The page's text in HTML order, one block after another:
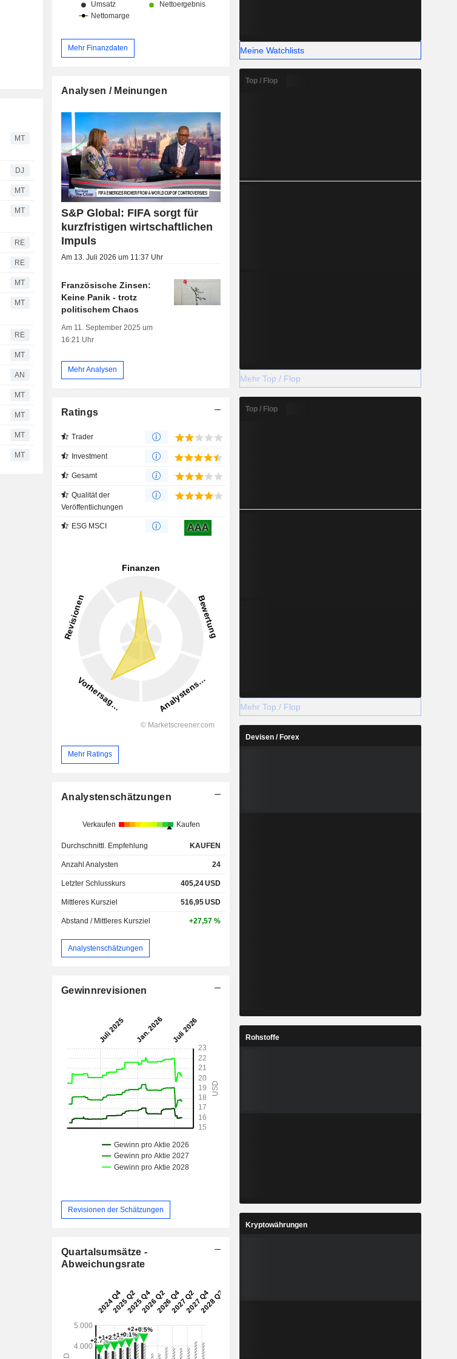
MT
DJ
MT
MT
RE
RE
MT
MT
RE
MT
AN
MT
MT
MT
MT
Mehr Finanzdaten
Analysen / Meinungen
S&P Global: FIFA sorgt für
kurzfristigen wirtschaftlichen
Impuls
Am 13. Juli 2026 um 11:37 Uhr
Französische Zinsen:
Keine Panik - trotz
politischem Chaos
Am 11. September 2025 um
16:21 Uhr
Mehr Analysen
Ratings
Trader
Investment
Gesamt
Qualität der
Veröffentlichungen
ESG MSCI AAA
Mehr Ratings
Analystenschätzungen
Verkaufen Kaufen
Durchschnittl. Empfehlung KAUFEN
Anzahl Analysten 24
Letzter Schlusskurs 405,24USD
Mittleres Kursziel 516,95USD
Abstand / Mittleres Kursziel +27,57 %
Analystenschätzungen
Gewinnrevisionen
Revisionen der Schätzungen
Quartalsumsätze -
Abweichungsrate
Meine Watchlists
Top / Flop
Mehr Top / Flop
Top / Flop
Mehr Top / Flop
Devisen / Forex
Rohstoffe
Kryptowährungen